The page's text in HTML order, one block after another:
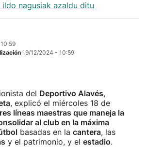
nagusiak azaldu ditu
19/12/2024 - 10:59
del Deportivo Alavés,
, explicó el miércoles 18 de
líneas maestras que maneja la
al club en la máxima
basadas en la cantera, las
y el patrimonio, y el estadio.